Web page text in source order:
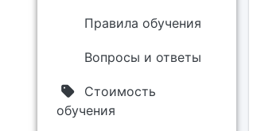
Правила обучения
Вопросы и ответы
Стоимость
обучения